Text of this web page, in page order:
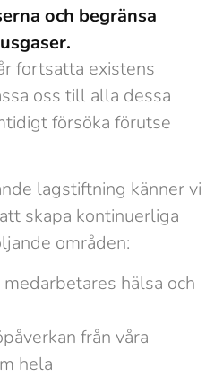
och begränsa
fortsatta existens
oss till alla dessa
försöka förutse
lagstiftning känner vi
skapa kontinuerliga
områden:
hälsa och
från våra
hela